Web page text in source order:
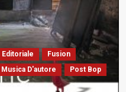
Editoriale
Fusion
Musica D'autore
Post Bop